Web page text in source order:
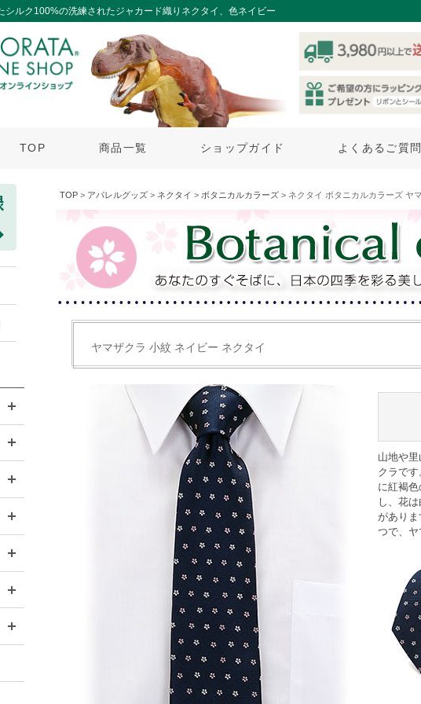
シルク100%の洗練されたジャカード織りネクタイ、色ネイビー
TOP 商品一覧 ショップガイド よくあるご質問
TOP > アパレルグッズ > ネクタイ > ボタニカルカラーズ > ネクタイ ボタニカルカラーズ ヤ
ヤマザクラ 小紋 ネイビー ネクタイ
山地や
クラで
に紅褐
し、花
があり
つで、ヤ